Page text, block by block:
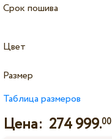
Срок пошива
Цвет
Размер
Таблица размеров
Цена: 274 999.00